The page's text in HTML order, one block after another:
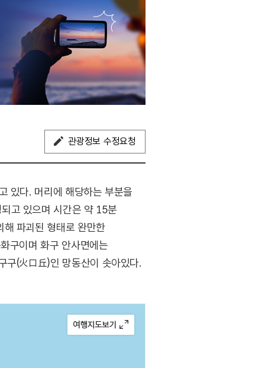
관광정보 수정요청
있다. 머리에 해당하는 부분을
고 있으며 시간은 약 15분
해 파괴된 형태로 완만한
구이며 화구 안사면에는
구(火口丘)인 망동산이 솟아있다.